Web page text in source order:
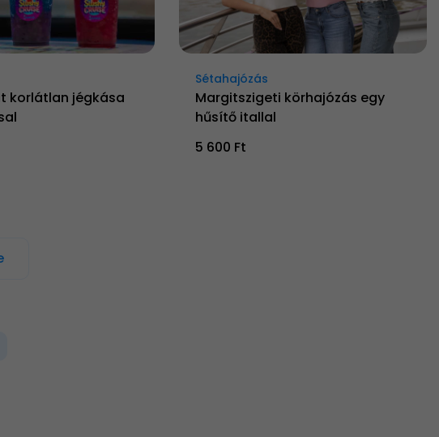
korlátlan jégkása
Sétahajózás
Margitszigeti körhajózás egy
hűsítő itallal
5 600 Ft